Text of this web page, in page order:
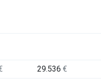
29.536€